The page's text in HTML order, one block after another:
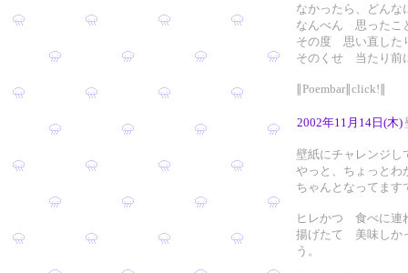
なかったら、どんな
なんべん 思ったこ
その度 思い直した
そのくせ 当たり前
∥Poembar∥click!∥
2002年11月14日(木)
壁紙にチャレンジし
やっと、ちょっとわ
ちゃんとなってます
ヒレかつ 食べに連
揚げたて 美味しか
う。